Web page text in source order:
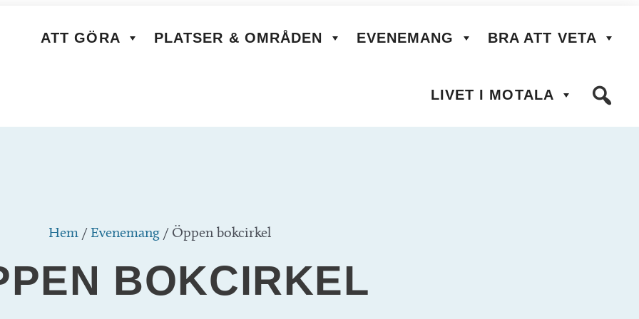
ATT GÖRA PLATSER & OMRÅDEN EVENEMANG BRA ATT VETA
LIVET I MOTALA
Hem /Evenemang / Öppen bokcirkel
BOKCIRKEL